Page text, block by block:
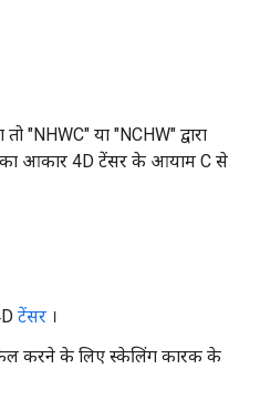
"NHWC" या "NCHW" द्वारा
का आकार 4D टेंसर के आयाम C से
टेंसर ।
करने के लिए स्केलिंग कारक के